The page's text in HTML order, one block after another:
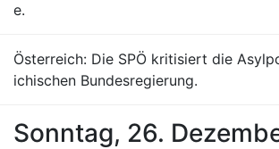
e.
Österreich: Die SPÖ kritisiert die
ichischen Bundesregierung.
Sonntag, 26.